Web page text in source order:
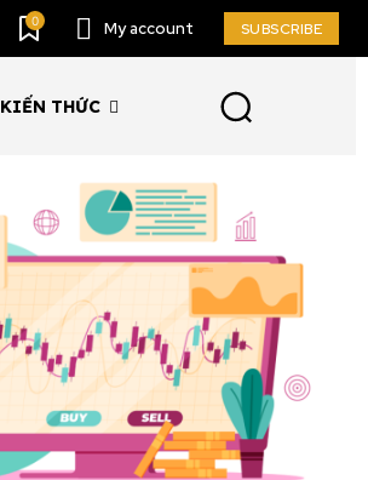
0 My account SUBSCRIBE
KIẾN THỨC